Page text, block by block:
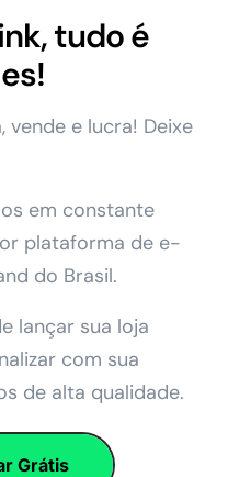
tudo é
vende e lucra! Deixe
em constante
plataforma de e-
do Brasil.
lançar sua loja
com sua
de alta qualidade.
Grátis